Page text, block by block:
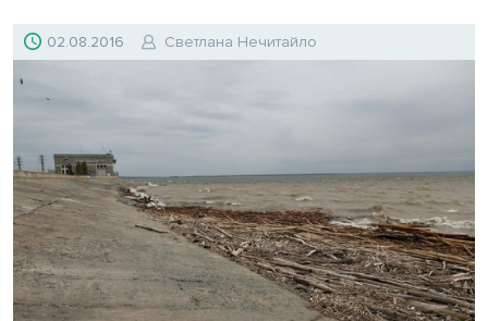
02.08.2016 Светлана Нечитайло